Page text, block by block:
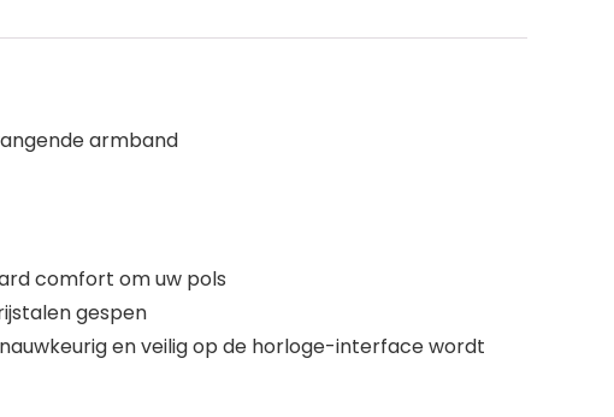
armband
comfort om uw pols
gespen
en veilig op de horloge-interface wordt